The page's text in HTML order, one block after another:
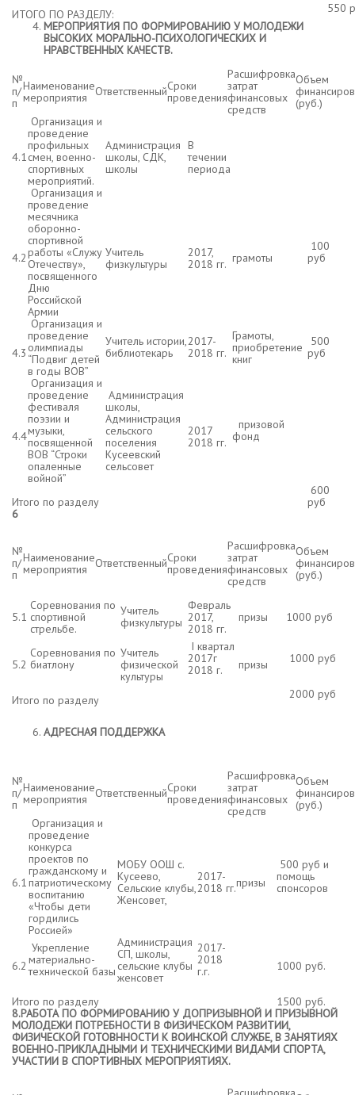
ИТОГО ПО РАЗДЕЛУ:
550
МЕРОПРИЯТИЯ ПО ФОРМИРОВАНИЮ У МОЛОДЕЖИ
ВЫСОКИХ МОРАЛЬНО-ПСИХОЛОГИЧЕСКИХ И
НРАВСТВЕННЫХ КАЧЕСТВ.
№
п/
п
Наименование
мероприятия
ОтветственныйСроки
проведения
Расшифровка
затрат
финансовых
средств
Объем
(руб.)
4.1
Организация и
проведение
профильных
смен, военно-
спортивных
мероприятий.
Администрация
школы, СДК,
школы
В
течении
периода
4.2
Организация и
проведение
месячника
оборонно-
спортивной
работы «Служу
Отечеству»,
посвященного
Дню
Российской
Армии
Учитель
физкультуры
2017,
2018 гг. грамоты
100
руб
4.3
Организация и
проведение
олимпиады
“Подвиг детей
в годы ВОВ”
Учитель истории,
библиотекарь
2017-
2018 гг.
Грамоты,
приобретение
книг
500
руб
4.4
Организация и
проведение
фестиваля
поэзии и
музыки,
посвященной
ВОВ “Строки
опаленные
войной”
Администрация
школы,
Администрация
сельского
поселения
Кусеевский
сельсовет
2017
2018 гг.
призовой
фонд
Итого по разделу
600
руб
6
№
п/
п
Наименование
мероприятия
ОтветственныйСроки
проведения
Расшифровка
затрат
финансовых
средств
Объем
(руб.)
5.1
Соревнования по
спортивной
стрельбе.
Учитель
физкультуры
Февраль
2017,
2018 гг.
призы 1000 руб
5.2
Соревнования по
биатлону
Учитель
физической
культуры
I квартал
2017г
2018 г.
призы 1000 руб
Итого по разделу 2000 руб
АДРЕСНАЯ ПОДДЕРЖКА
№
п/
п
Наименование
мероприятия
ОтветственныйСроки
проведения
Расшифровка
затрат
финансовых
средств
Объем
(руб.)
6.1
Организация и
проведение
конкурса
проектов по
гражданскому и
патриотическому
воспитанию
«Чтобы дети
гордились
Россией»
МОБУ ООШ с.
Кусеево,
Сельские клубы,
Женсовет,
2017-
2018 гг.призы
500 руб и
помощь
спонсоров
6.2
Укрепление
материально-
технической базы
Администрация
СП, школы,
сельские клубы
женсовет
2017-
2018
г.г.
1000 руб.
Итого по разделу
1500 руб.
8.РАБОТА ПО ФОРМИРОВАНИЮ У ДОПРИЗЫВНОЙ И ПРИЗЫВНОЙ
МОЛОДЕЖИ ПОТРЕБНОСТИ В ФИЗИЧЕСКОМ РАЗВИТИИ,
ФИЗИЧЕСКОЙ ГОТОВННОСТИ К ВОИНСКОЙ СЛУЖБЕ, В ЗАНЯТИЯХ
ВОЕННО-ПРИКЛАДНЫМИ И ТЕХНИЧЕСКИМИ ВИДАМИ СПОРТА,
УЧАСТИИ В СПОРТИВНЫХ МЕРОПРИЯТИЯХ.